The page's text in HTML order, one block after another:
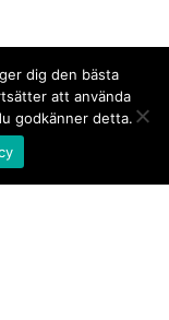
dig den bästa
att använda
godkänner detta.